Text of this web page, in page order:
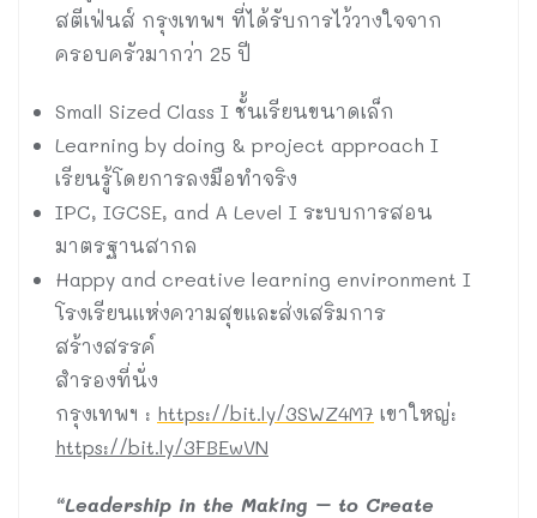
สตีเฟ่นส์ กรุงเทพฯ ที่ได้รับการไว้วางใจจาก
ครอบครัวมากว่า 25 ปี
Small Sized Class I ชั้นเรียนขนาดเล็ก
Learning by doing & project approach I
เรียนรู้โดยการลงมือทำจริง
IPC, IGCSE, and A Level I ระบบการสอน
มาตรฐานสากล
Happy and creative learning environment I
โรงเรียนแห่งความสุขและส่งเสริมการ
สร้างสรรค์
สำรองที่นั่ง
กรุงเทพฯ : https://bit.ly/3SWZ4M7 เขาใหญ่:
https://bit.ly/3FBEwVN
“Leadership in the Making – to Create